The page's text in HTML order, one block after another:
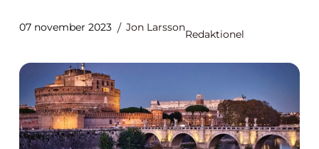
07 november 2023 Jon Larsson
Redaktionel